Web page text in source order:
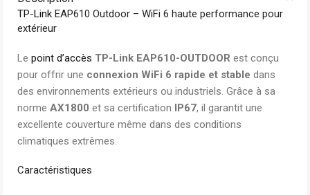
TP-Link EAP610 Outdoor – WiFi 6 haute performance pour
extérieur
Le point d’accès TP-Link EAP610-OUTDOOR est conçu
pour offrir une connexion WiFi 6 rapide et stable dans
des environnements extérieurs ou industriels. Grâce à sa
norme AX1800 et sa certification IP67, il garantit une
excellente couverture même dans des conditions
climatiques extrêmes.
Caractéristiques